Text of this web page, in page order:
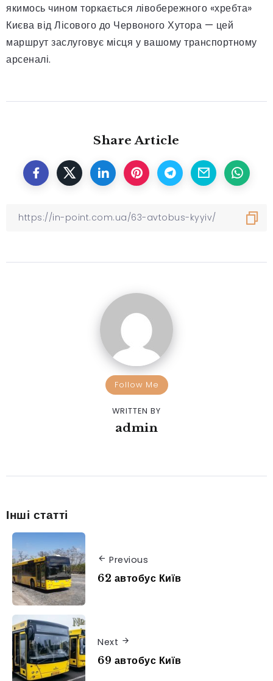
якимось чином торкається лівобережного «хребта»
Києва від Лісового до Червоного Хутора — цей
маршрут заслуговує місця у вашому транспортному
арсеналі.
Share Article
Follow Me
WRITTEN BY
admin
Інші статті
Previous
62 автобус Київ
Next
69 автобус Київ